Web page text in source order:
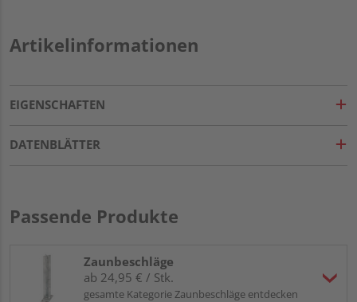
Artikelinformationen
EIGENSCHAFTEN
DATENBLÄTTER
Passende Produkte
Zaunbeschläge
ab 24,95 € / Stk.
gesamte Kategorie Zaunbeschläge entdecken